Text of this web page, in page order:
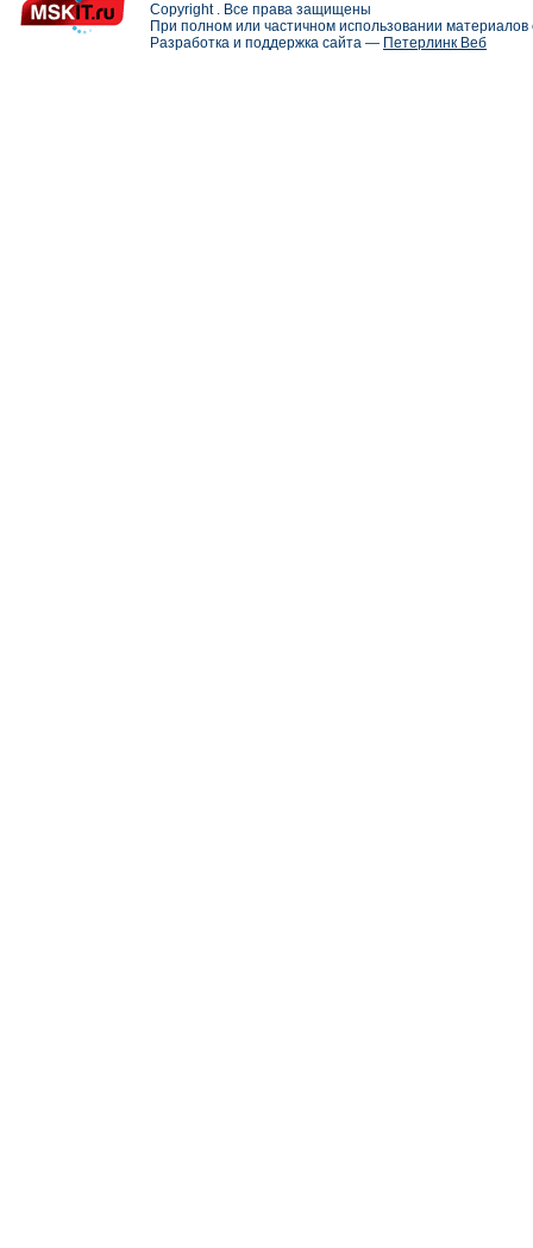
Copyright . Все права защищены
При полном или частичном использовании
Разработка и поддержка сайта — Петерлинк Веб